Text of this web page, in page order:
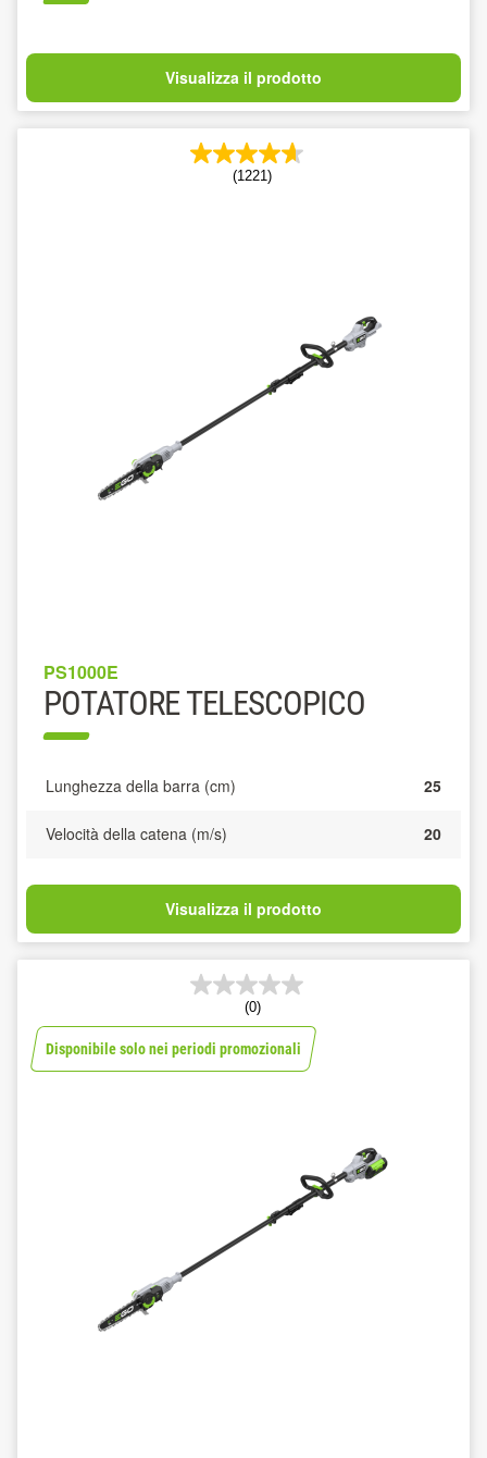
Visualizza il prodotto
(1221)
PS1000E
POTATORE TELESCOPICO
Lunghezza della barra (cm) 25
Velocità della catena (m/s) 20
Visualizza il prodotto
(0)
Disponibile solo nei periodi promozionali